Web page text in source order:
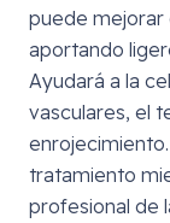
puede mejorar
aportando
Ayudará a la
vasculares, el
tratamiento
profesional de